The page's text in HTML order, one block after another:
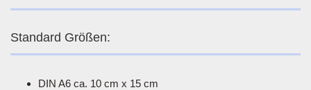
Standard Größen:
DIN A6 ca. 10 cm x 15 cm